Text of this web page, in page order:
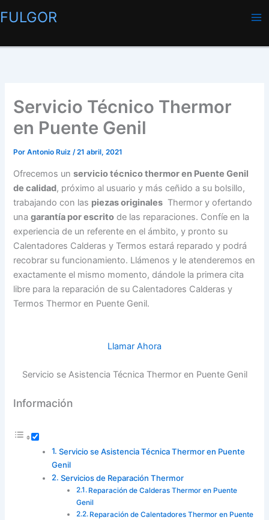
al
FULGOR
Servicio Técnico Thermor
en Puente Genil
PorAntonio Ruiz/21 abril, 2021
Ofrecemos unservicio técnico thermor en Puente Genil
de calidad, próximo al usuario y más ceñido a su bolsillo,
trabajando con las piezas originales Thermor y ofertando
unagarantía por escrito de las reparaciones. Confíe en la
experiencia de un referente en el ámbito, y pronto su
Calentadores Calderas y Termos estará reparado y podrá
recobrar su funcionamiento. Llámenos y le atenderemos en
exactamente el mismo momento, dándole la primera cita
libre para la reparación de su Calentadores Calderas y
Termos Thermor en Puente Genil.
Llamar Ahora
Servicio se Asistencia Técnica Thermor en Puente Genil
Información
Servicio se Asistencia Técnica Thermor en Puente
Genil
Servicios de Reparación Thermor
Reparación de Calderas Thermor en Puente
Genil
Reparación de Calentadores Thermor en Puente